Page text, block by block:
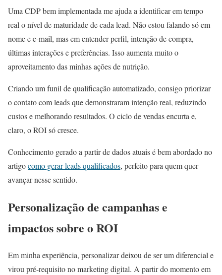
Uma CDP bem implementada me ajuda a identificar em tempo
real o nível de maturidade de cada lead. Não estou falando só em
nome e e-mail, mas em entender perfil, intenção de compra,
últimas interações e preferências. Isso aumenta muito o
aproveitamento das minhas ações de nutrição.
Criando um funil de qualificação automatizado, consigo priorizar
o contato com leads que demonstraram intenção real, reduzindo
custos e melhorando resultados. O ciclo de vendas encurta e,
claro, o ROI só cresce.
Conhecimento gerado a partir de dados atuais é bem abordado no
artigocomo gerar leads qualificados, perfeito para quem quer
avançar nesse sentido.
Personalização de campanhas e
impactos sobre o ROI
Em minha experiência, personalizar deixou de ser um diferencial e
virou pré-requisito no marketing digital. A partir do momento em